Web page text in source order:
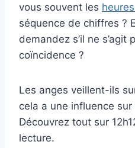
vous souvent les
séquence de chiffres ?
demandez s’il ne s’agit
coïncidence ?
Les anges veillent-ils
cela a une influence
Découvrez tout sur
lecture.